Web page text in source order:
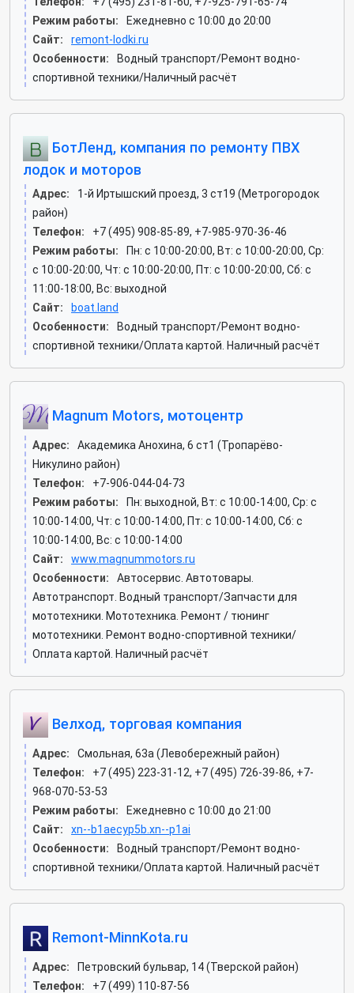
Режим работы:
Ежедневно с 10:00 до 20:00
Сайт:
remont-lodki.ru
Особенности:
Водный транспорт/Ремонт водно-
спортивной техники/Наличный расчёт
БотЛенд, компания по ремонту ПВХ
лодок и моторов
Адрес:
1-й Иртышский проезд, 3 ст19 (Метрогородок
район)
Телефон:
+7 (495) 908-85-89, +7-985-970-36-46
Режим работы:
Пн: c 10:00-20:00, Вт: c 10:00-20:00, Ср:
c 10:00-20:00, Чт: c 10:00-20:00, Пт: c 10:00-20:00, Сб: c
11:00-18:00, Вс: выходной
Сайт:
boat.land
Особенности:
Водный транспорт/Ремонт водно-
спортивной техники/Оплата картой. Наличный расчёт
Magnum Motors, мотоцентр
Адрес:
Академика Анохина, 6 ст1 (Тропарёво-
Никулино район)
Телефон:
+7-906-044-04-73
Режим работы:
Пн: выходной, Вт: c 10:00-14:00, Ср: c
10:00-14:00, Чт: c 10:00-14:00, Пт: c 10:00-14:00, Сб: c
10:00-14:00, Вс: c 10:00-14:00
Сайт:
www.magnummotors.ru
Особенности:
Автосервис. Автотовары.
Автотранспорт. Водный транспорт/Запчасти для
мототехники. Мототехника. Ремонт / тюнинг
мототехники. Ремонт водно-спортивной техники/
Оплата картой. Наличный расчёт
Велход, торговая компания
Адрес:
Смольная, 63а (Левобережный район)
Телефон:
+7 (495) 223-31-12, +7 (495) 726-39-86, +7-
968-070-53-53
Режим работы:
Ежедневно с 10:00 до 21:00
Сайт:
xn--b1aecyp5b.xn--p1ai
Особенности:
Водный транспорт/Ремонт водно-
спортивной техники/Оплата картой. Наличный расчёт
Remont-MinnKota.ru
Адрес:
Петровский бульвар, 14 (Тверской район)
Телефон:
+7 (499) 110-87-56